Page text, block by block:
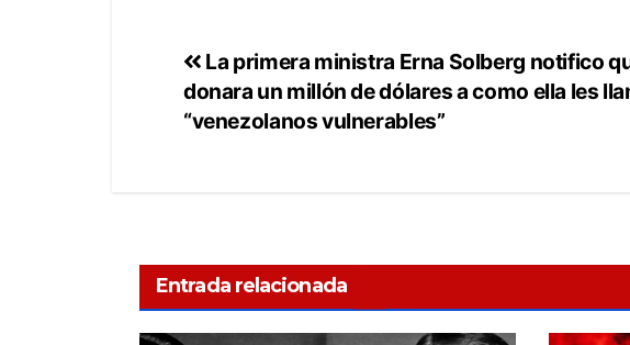
La primera ministra Erna Solberg notifico
donara un millón de dólares a como ella les
“venezolanos vulnerables”
Entrada relacionada